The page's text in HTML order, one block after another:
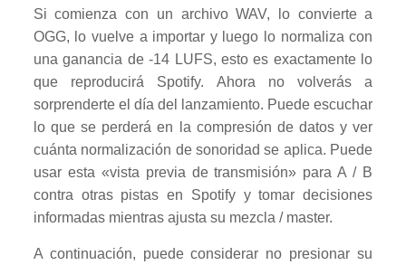
Si comienza con un archivo WAV, lo convierte a
OGG, lo vuelve a importar y luego lo normaliza con
una ganancia de -14 LUFS, esto es exactamente lo
que reproducirá Spotify. Ahora no volverás a
sorprenderte el día del lanzamiento. Puede escuchar
lo que se perderá en la compresión de datos y ver
cuánta normalización de sonoridad se aplica. Puede
usar esta «vista previa de transmisión» para A / B
contra otras pistas en Spotify y tomar decisiones
informadas mientras ajusta su mezcla / master.
A continuación, puede considerar no presionar su